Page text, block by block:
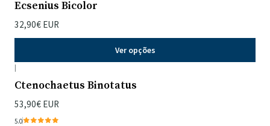
Ecsenius Bicolor
32,90€ EUR
Ver opções
|
Ctenochaetus Binotatus
53,90€ EUR
5.0